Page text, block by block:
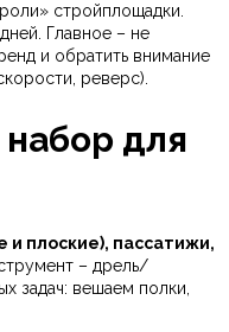
стройплощадки.
Главное – не
и обратить внимание
реверс).
для
и плоские), пассатижи,
– дрель/
задач: вешаем полки,